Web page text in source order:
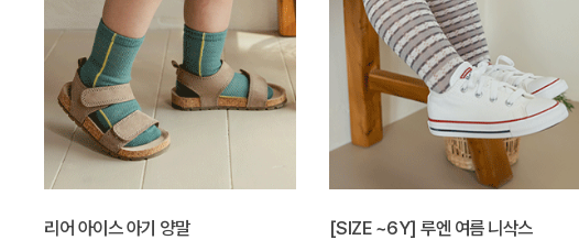
리어 아이스 아기 양말 [SIZE ~6Y] 루엔 여름 니삭스